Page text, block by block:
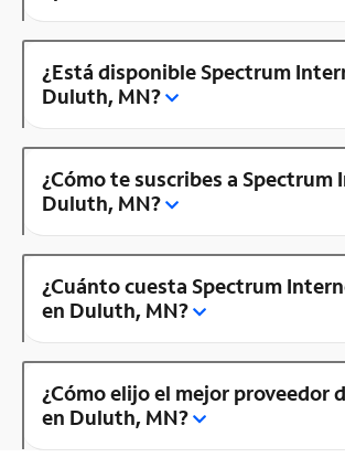
¿Está disponible Spectrum
Duluth, MN?
¿Cómo te suscribes a Spectrum
Duluth, MN?
¿Cuánto cuesta Spectrum
en Duluth, MN?
¿Cómo elijo el mejor proveedor
en Duluth, MN?